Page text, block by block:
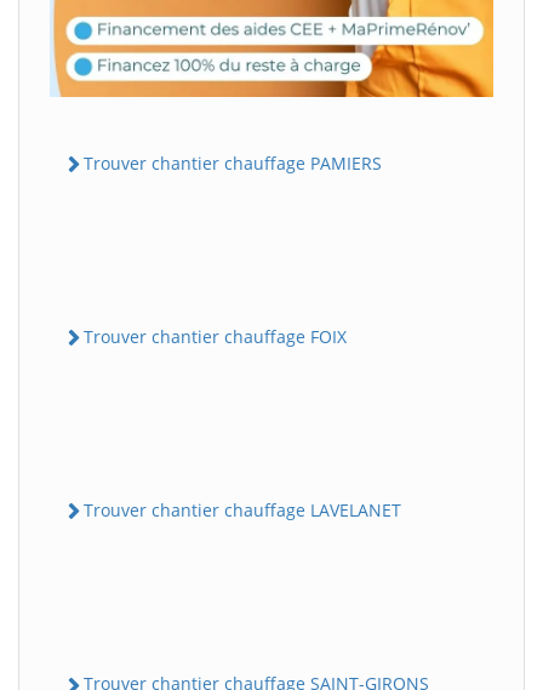
Trouver chantier chauffage PAMIERS
Trouver chantier chauffage FOIX
Trouver chantier chauffage LAVELANET
Trouver chantier chauffage SAINT-GIRONS